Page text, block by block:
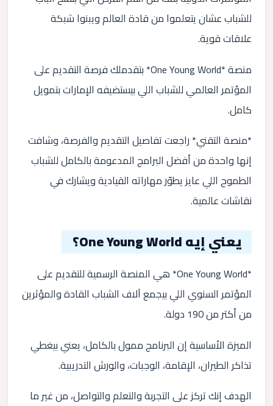
للشباب عشان يتعلموا من قادة العالم ويبنوا شبكة
علاقات قوية.
منصة *One Young World* بتقدملك فرصة التقديم على
المؤتمر العالمي للشباب اللي بيستضيفه الإمارات بتمويل
كامل.
*منصة التقني* راجعت تفاصيل التقديم والفرصة، وشافت
إنها واحدة من أفضل البرامج المدعومة بالكامل للشباب
الطموح اللي عايز يطوّر مهاراته القيادية ويشارك في
نقاشات عالمية.
يعني إيه One Young World؟
*One Young World* هي المنصة الرسمية للتقديم على
المؤتمر السنوي اللي بيجمع آلاف الشباب القادة والمؤثرين
من أكتر من 190 دولة.
الميزة الأساسية إن البرنامج ممول بالكامل، يعني بيغطي
تذاكر الطيران، الإقامة، الوجبات، والورش التدريبية.
الهدف إنك تركز على التجربة والتعلم والتواصل، من غير ما